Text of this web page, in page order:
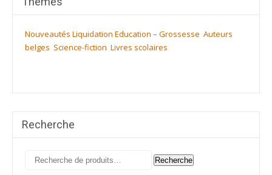
Nouveautés Liquidation Education – Grossesse Auteurs
belges Science-fiction Livres scolaires
Recherche
Recherche
Recherche